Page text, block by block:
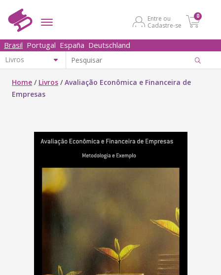
Entre ou
Cadastre-se
0
Brasil Portugal España Deutschland
Home / Livros /Avaliação Econômica e Financeira de
Empresas